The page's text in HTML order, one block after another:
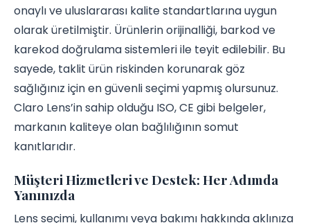
onaylı ve uluslararası kalite standartlarına uygun
olarak üretilmiştir. Ürünlerin orijinalliği, barkod ve
karekod doğrulama sistemleri ile teyit edilebilir. Bu
sayede, taklit ürün riskinden korunarak göz
sağlığınız için en güvenli seçimi yapmış olursunuz.
Claro Lens’in sahip olduğu ISO, CE gibi belgeler,
markanın kaliteye olan bağlılığının somut
kanıtlarıdır.
Müşteri Hizmetleri ve Destek: Her Adımda
Yanınızda
Lens seçimi, kullanımı veya bakımı hakkında aklınıza